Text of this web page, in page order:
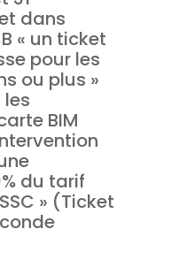
dans
« un ticket
pour les
ou plus »
BIM
du tarif
» (Ticket